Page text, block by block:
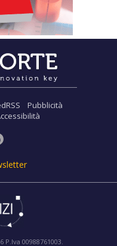
Pubblicità
00988761003.